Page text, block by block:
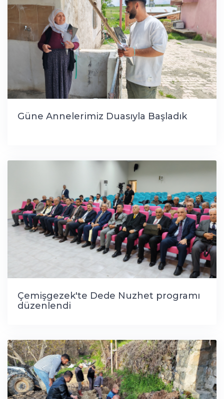
Güne Annelerimiz Duasıyla Başladık
Çemişgezek'te Dede Nuzhet programı
düzenlendi